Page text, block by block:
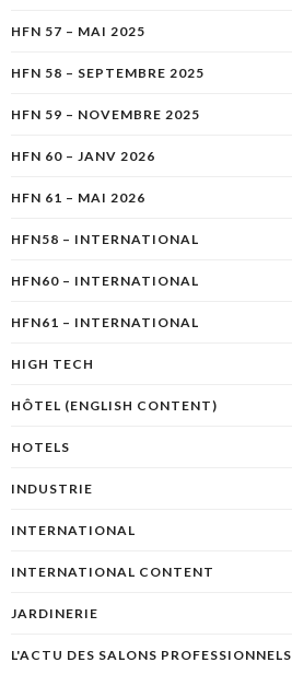
HFN 57 – MAI 2025
HFN 58 – SEPTEMBRE 2025
HFN 59 – NOVEMBRE 2025
HFN 60 – JANV 2026
HFN 61 – MAI 2026
HFN58 – INTERNATIONAL
HFN60 – INTERNATIONAL
HFN61 – INTERNATIONAL
HIGH TECH
HÔTEL (ENGLISH CONTENT)
HOTELS
INDUSTRIE
INTERNATIONAL
INTERNATIONAL CONTENT
JARDINERIE
L'ACTU DES SALONS PROFESSIONNELS